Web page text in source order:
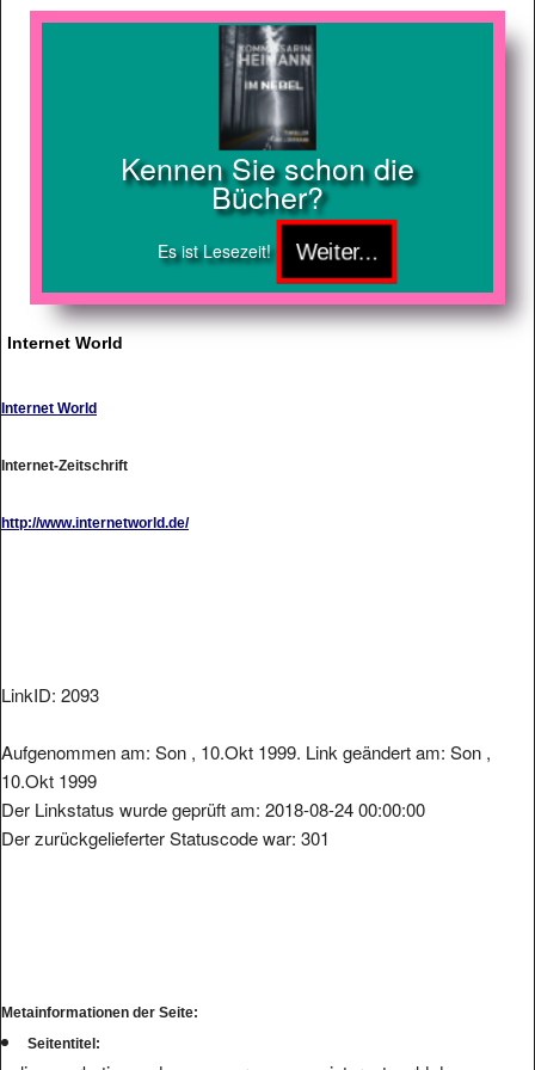
Kennen Sie schon die
Bücher?
Es ist Lesezeit!
Internet World
Internet World
Internet-Zeitschrift
http://www.internetworld.de/
LinkID: 2093
Aufgenommen am: Son , 10.Okt 1999. Link geändert am: Son ,
10.Okt 1999
Der Linkstatus wurde geprüft am: 2018-08-24 00:00:00
Der zurückgelieferter Statuscode war: 301
Metainformationen der Seite:
Seitentitel: